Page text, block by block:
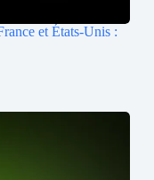
et États-Unis :